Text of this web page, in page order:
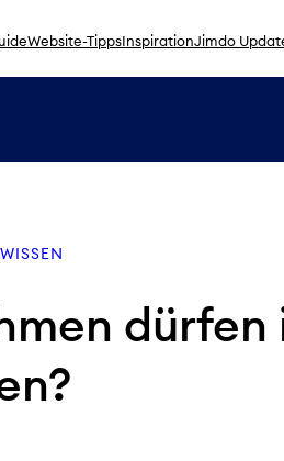
Website-TippsInspirationJimdo